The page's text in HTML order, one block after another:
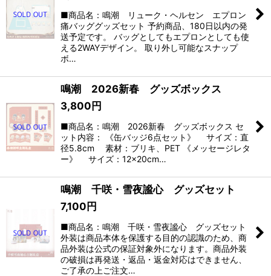
■商品名：鳴潮 リューク・ヘルセン エプロン
痛バッググッズセット 予約商品、180日以内の発
送予定です。 バッグとしてもエプロンとしても使
える2WAYデザイン。 取り外し可能なスナップ
ボ…
鳴潮 2026新春 グッズボックス
3,800 円
■商品名：鳴潮 2026新春 グッズボックス セ
ット内容： 《缶バッジ6点セット》 サイズ：直
径5.8cm 素材：ブリキ、PET 《メッセージレタ
ー》 サイズ：12×20cm…
鳴潮 千咲・雪夜謐心 グッズセット
7,100 円
■商品名：鳴潮 千咲・雪夜謐心 グッズセット
外装は商品本体を保護する目的の認識のため、商
品外装は公式の保証対象外になります。商品外装
の破損は再発送・返品・返金対応はできません、
ご了承の上ご注文…